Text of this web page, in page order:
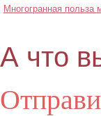
Многогранная польза
А что